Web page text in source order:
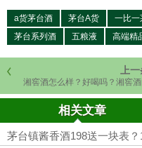
a货茅台酒 茅台A货 一比一
茅台系列酒
五粮液 高端精
上
湘窖酒怎么样？好喝吗？湘窖
相关文章
茅台镇酱香酒198送一块表